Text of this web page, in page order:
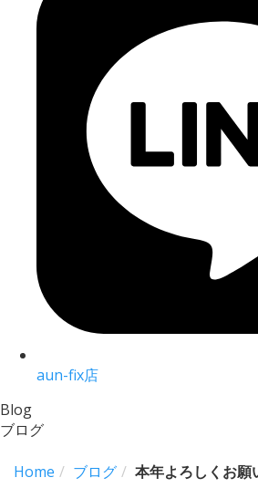
aun-fix店
Blog
ブログ
Home ブログ 本年よろしくお願